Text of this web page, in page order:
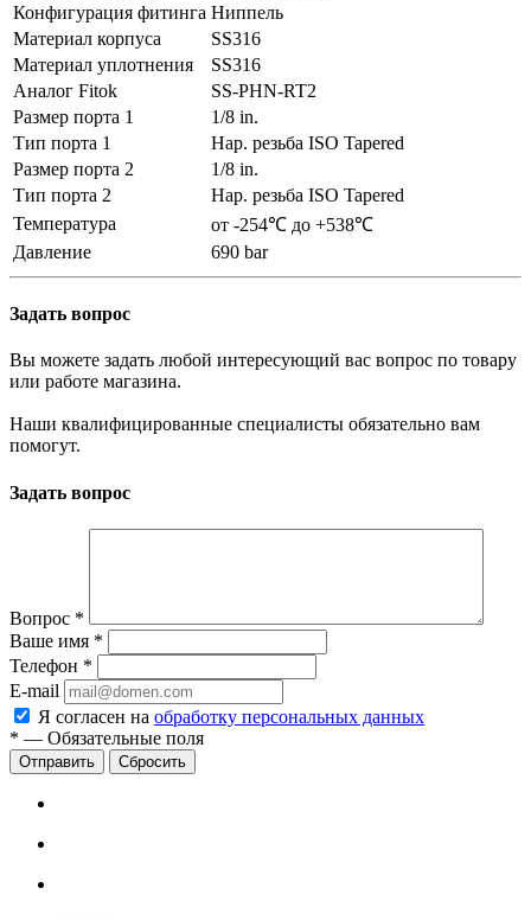
Конфигурация фитинга Ниппель
Материал корпуса
SS316
Материал уплотнения
SS316
Аналог Fitok
SS-PHN-RT2
Размер порта 1
1/8 in.
Тип порта 1
Нар. резьба ISO Tapered
Размер порта 2
1/8 in.
Тип порта 2
Нар. резьба ISO Tapered
Температура
от -254℃ до +538℃
Давление
690 bar
Задать вопрос
Вы можете задать любой интересующий вас вопрос по товару
или работе магазина.
Наши квалифицированные специалисты обязательно вам
помогут.
Задать вопрос
Вопрос *
Ваше имя *
Телефон *
E-mail
Я согласен на обработку персональных данных
* — Обязательные поля
Сбросить